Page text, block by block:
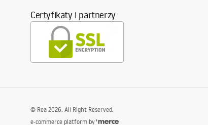
Certyfikaty i partnerzy
© Rea 2026. All Right Reserved.
e-commerce platform by